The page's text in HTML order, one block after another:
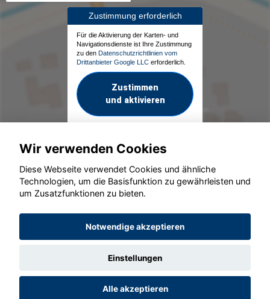
Zustimmung erforderlich
Für die Aktivierung der Karten- und
Navigationsdienste ist Ihre Zustimmung
zu den Datenschutzrichtlinien vom
Drittanbieter Google LLC erforderlich.
Zustimmen
und aktivieren
© konjunkturmotor.de GmbH 2020 - 2026
Wir verwenden Cookies
Diese Webseite verwendet Cookies und ähnliche
Technologien, um die Basisfunktion zu gewährleisten und
um Zusatzfunktionen zu bieten.
Notwendige akzeptieren
Einstellungen
Alle akzeptieren